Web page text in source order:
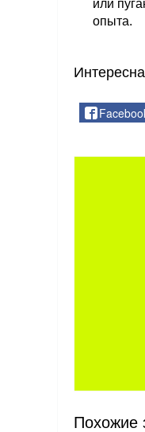
или
опыта.
Похожие